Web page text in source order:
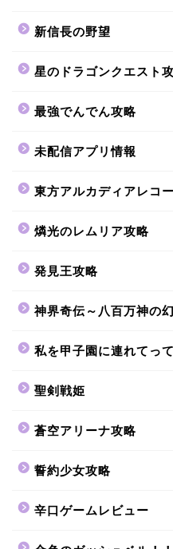
新信長の野望
星のドラゴンクエスト
最強でんでん攻略
未配信アプリ情報
東方アルカディアレコ
燐光のレムリア攻略
発見王攻略
神界奇伝～八百万神の
私を甲子園に連れてっ
聖剣戦姫
蒼空アリーナ攻略
誓約少女攻略
辛口ゲームレビュー